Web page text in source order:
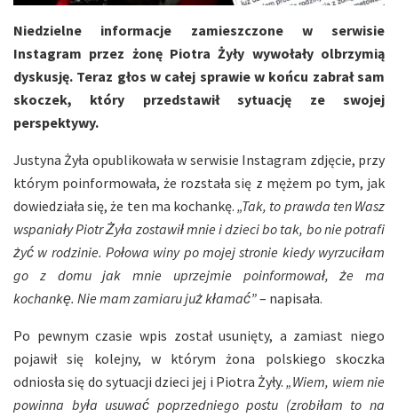
Niedzielne informacje zamieszczone w serwisie
Instagram przez żonę Piotra Żyły wywołały olbrzymią
dyskusję. Teraz głos w całej sprawie w końcu zabrał sam
skoczek, który przedstawił sytuację ze swojej
perspektywy.
Justyna Żyła opublikowała w serwisie Instagram zdjęcie, przy
którym poinformowała, że rozstała się z mężem po tym, jak
dowiedziała się, że ten ma kochankę.„Tak, to prawda ten Wasz
wspaniały Piotr Żyła zostawił mnie i dzieci bo tak, bo nie potrafi
żyć w rodzinie. Połowa winy po mojej stronie kiedy wyrzuciłam
go z domu jak mnie uprzejmie poinformował, że ma
kochankę. Nie mam zamiaru już kłamać”– napisała.
Po pewnym czasie wpis został usunięty, a zamiast niego
pojawił się kolejny, w którym żona polskiego skoczka
odniosła się do sytuacji dzieci jej i Piotra Żyły.„Wiem, wiem nie
powinna była usuwać poprzedniego postu (zrobiłam to na